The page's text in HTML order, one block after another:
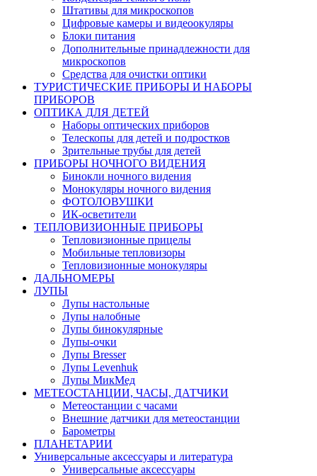
Штативы для микроскопов
Цифровые камеры и видеоокуляры
Блоки питания
Дополнительные принадлежности для
микроскопов
Средства для очистки оптики
ТУРИСТИЧЕСКИЕ ПРИБОРЫ И НАБОРЫ
ПРИБОРОВ
ОПТИКА ДЛЯ ДЕТЕЙ
Наборы оптических приборов
Телескопы для детей и подростков
Зрительные трубы для детей
ПРИБОРЫ НОЧНОГО ВИДЕНИЯ
Бинокли ночного видения
Монокуляры ночного видения
ФОТОЛОВУШКИ
ИК-осветители
ТЕПЛОВИЗИОННЫЕ ПРИБОРЫ
Тепловизионные прицелы
Мобильные тепловизоры
Тепловизионные монокуляры
ДАЛЬНОМЕРЫ
ЛУПЫ
Лупы настольные
Лупы налобные
Лупы бинокулярные
Лупы-очки
Лупы Bresser
Лупы Levenhuk
Лупы МикМед
МЕТЕОСТАНЦИИ, ЧАСЫ, ДАТЧИКИ
Метеостанции с часами
Внешние датчики для метеостанции
Барометры
ПЛАНЕТАРИИ
Универсальные аксессуары и литература
Универсальные аксессуары